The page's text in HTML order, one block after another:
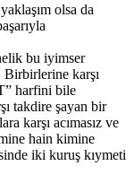
olsa da
bu iyimser
Birbirlerine karşı
harfini bile
takdire şayan bir
karşı acımasız ve
hain kimine
iki kuruş kıymeti